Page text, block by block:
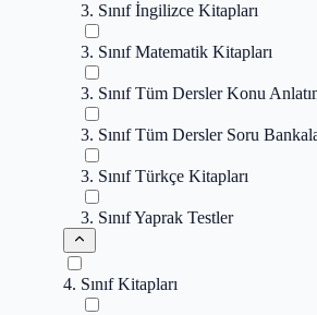
3. Sınıf İngilizce Kitapları
3. Sınıf Matematik Kitapları
3. Sınıf Tüm Dersler Konu
3. Sınıf Tüm Dersler Soru
3. Sınıf Türkçe Kitapları
3. Sınıf Yaprak Testler
4. Sınıf Kitapları